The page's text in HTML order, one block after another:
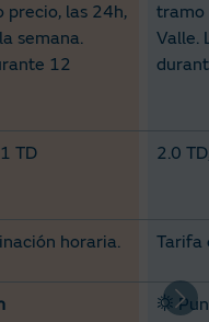
precio, las 24h,
semana.
12
tramo
Valle.
TD 2.0
horaria​. Tarifa